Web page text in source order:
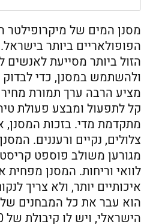
מסנן המים של מיקרופילטר
הפופולאריים ביותר
הזול ביותר מסייעת
ולהשתמש במסנן, כדי
מציע הרבה ערך תמורת מחיר
קל לתפעול ומבצע פעולת
מתקדמת מדי. בזכות המסנן,
צלולים, נקיים ורעננים.
מגורען משולב פוספט
לוואי וריחות. המסנן מפחית
איכותיים יותר, ולא צריך
הוא עבר את כל המבחנים של